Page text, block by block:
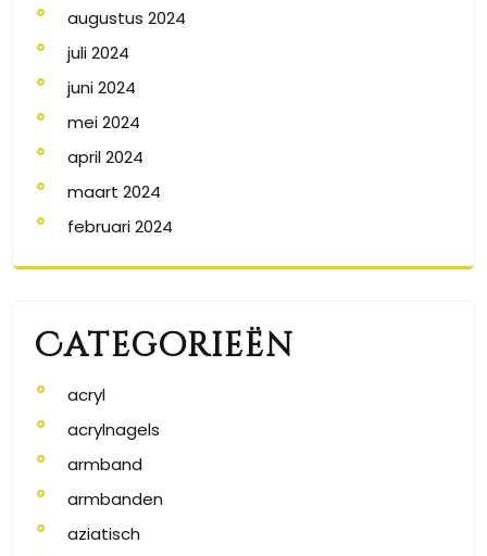
augustus 2024
juli 2024
juni 2024
mei 2024
april 2024
maart 2024
februari 2024
Categorieën
acryl
acrylnagels
armband
armbanden
aziatisch